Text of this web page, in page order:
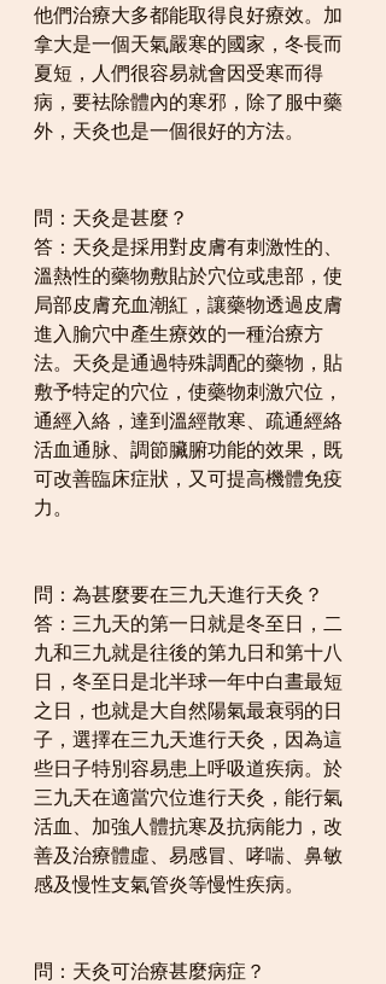
他們治療大多都能取得良好療效。加
拿大是一個天氣嚴寒的國家，冬長而
夏短，人們很容易就會因受寒而得
病，要袪除體內的寒邪，除了服中藥
外，天灸也是一個很好的方法。
問：天灸是甚麼？
答：天灸是採用對皮膚有刺激性的、
溫熱性的藥物敷貼於穴位或患部，使
局部皮膚充血潮紅，讓藥物透過皮膚
進入腧穴中產生療效的一種治療方
法。天灸是通過特殊調配的藥物，貼
敷予特定的穴位，使藥物刺激穴位，
通經入絡，達到溫經散寒、疏通經絡
活血通脉、調節臟腑功能的效果，既
可改善臨床症狀，又可提高機體免疫
力。
問：為甚麼要在三九天進行天灸？
答：三九天的第一日就是冬至日，二
九和三九就是往後的第九日和第十八
日，冬至日是北半球一年中白晝最短
之日，也就是大自然陽氣最衰弱的日
子，選擇在三九天進行天灸，因為這
些日子特別容易患上呼吸道疾病。於
三九天在適當穴位進行天灸，能行氣
活血、加強人體抗寒及抗病能力，改
善及治療體虛、易感冒、哮喘、鼻敏
感及慢性支氣管炎等慢性疾病。
問：天灸可治療甚麼病症？